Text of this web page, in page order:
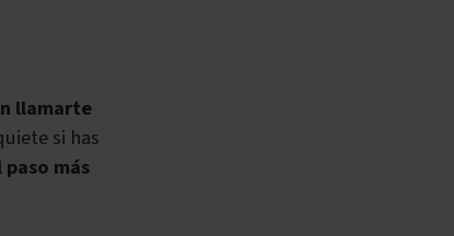
llamarte
si has
más